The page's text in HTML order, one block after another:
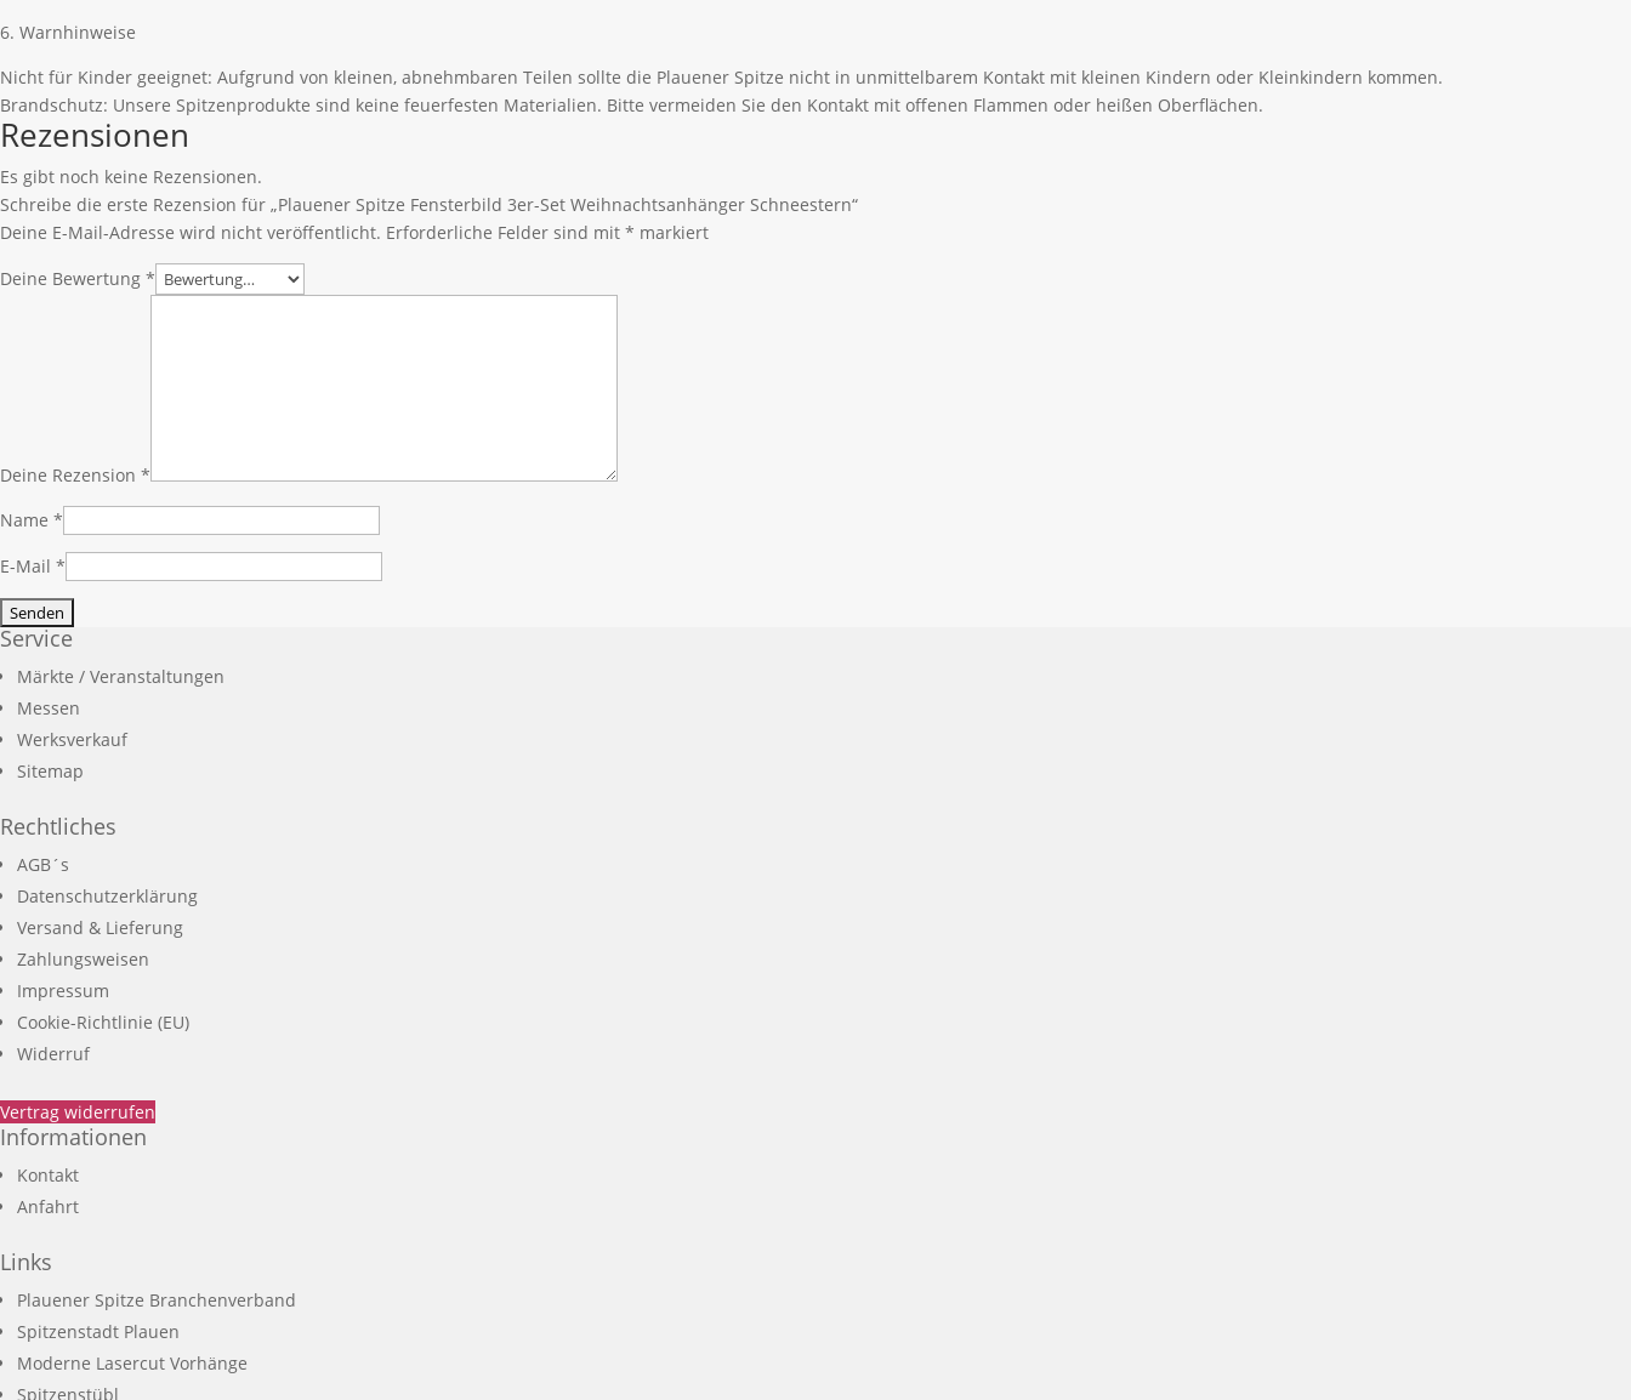
6. Warnhinweise
Nicht für Kinder geeignet: Aufgrund von kleinen, abnehmbaren Teilen sollte die Plauener Spitze nicht in unmittelbarem Kontakt mit kleinen Kindern oder Kleinkindern kommen.
Brandschutz: Unsere Spitzenprodukte sind keine feuerfesten Materialien. Bitte vermeiden Sie den Kontakt mit offenen Flammen oder heißen Oberflächen.
Rezensionen
Es gibt noch keine Rezensionen.
Schreibe die erste Rezension für „Plauener Spitze Fensterbild 3er-Set Weihnachtsanhänger Schneestern“
Deine E-Mail-Adresse wird nicht veröffentlicht. Erforderliche Felder sind mit * markiert
Deine Bewertung *
Deine Rezension *
Name *
E-Mail *
Service
Märkte / Veranstaltungen
Messen
Werksverkauf
Sitemap
Rechtliches
AGB´s
Datenschutzerklärung
Versand & Lieferung
Zahlungsweisen
Impressum
Cookie-Richtlinie (EU)
Widerruf
Vertrag widerrufen
Informationen
Kontakt
Anfahrt
Links
Plauener Spitze Branchenverband
Spitzenstadt Plauen
Moderne Lasercut Vorhänge
Spitzenstübl